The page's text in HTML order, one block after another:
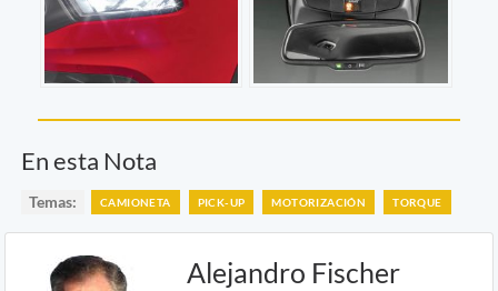
En esta Nota
Temas: CAMIONETA PICK-UP MOTORIZACIÓN TORQUE
Alejandro Fischer